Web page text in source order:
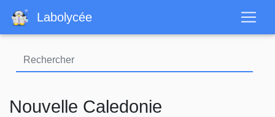
contenu
Labolycée
Nouvelle Caledonie